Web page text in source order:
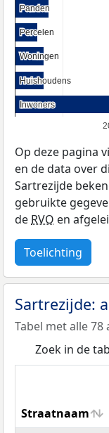
Panden
Panden
Percelen
Percelen
Woningen
Woningen
Huishoudens
Huishoudens
Inwoners
Inwoners
Op deze pagina
en de data over
Sartrezijde
gebruikte
deRVO en
Toelichting
Sartrezijde:
Tabel met alle 78
Zoek in de
Straatnaam